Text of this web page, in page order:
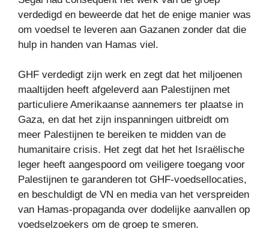
verdedigd en beweerde dat het de enige manier was
om voedsel te leveren aan Gazanen zonder dat die
hulp in handen van Hamas viel.
GHF verdedigt zijn werk en zegt dat het miljoenen
maaltijden heeft afgeleverd aan Palestijnen met
particuliere Amerikaanse aannemers ter plaatse in
Gaza, en dat het zijn inspanningen uitbreidt om
meer Palestijnen te bereiken te midden van de
humanitaire crisis. Het zegt dat het het Israëlische
leger heeft aangespoord om veiligere toegang voor
Palestijnen te garanderen tot GHF-voedsellocaties,
en beschuldigt de VN en media van het verspreiden
van Hamas-propaganda over dodelijke aanvallen op
voedselzoekers om de groep te smeren.